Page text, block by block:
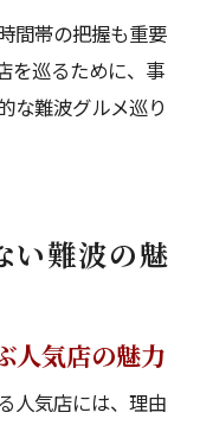
間帯の把握も重要
を巡るために、事
な難波グルメ巡り
い難波の魅
人気店の魅力
人気店には、理由